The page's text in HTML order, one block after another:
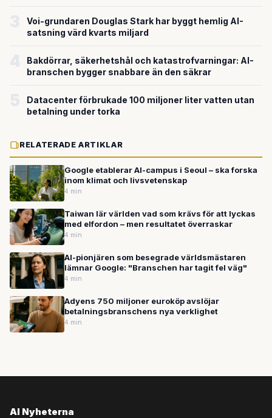
Voi-grundaren Douglas Stark har byggt hemlig AI-
satsning värd kvarts miljard
Bakdörrar, säkerhetshål och katastrofvarningar: AI-
branschen bygger snabbare än den säkrar
Datacenter förbrukade 100 miljoner liter vatten utan
betalning under torka
RELATERADE ARTIKLAR
Google etablerar AI-campus i Seoul – ska forska
inom klimat och livsvetenskap
4 min
Taiwan lär världen vad som krävs för att lyckas
med elfordon – men resultatet överraskar
4 min
AI-pionjären som besegrade världsmästaren
lämnar Google: "Branschen har tagit fel väg"
4 min
Adyens 750 miljoner euroköp avslöjar
betalningsbranschens nya verklighet
4 min
AI Nyheterna